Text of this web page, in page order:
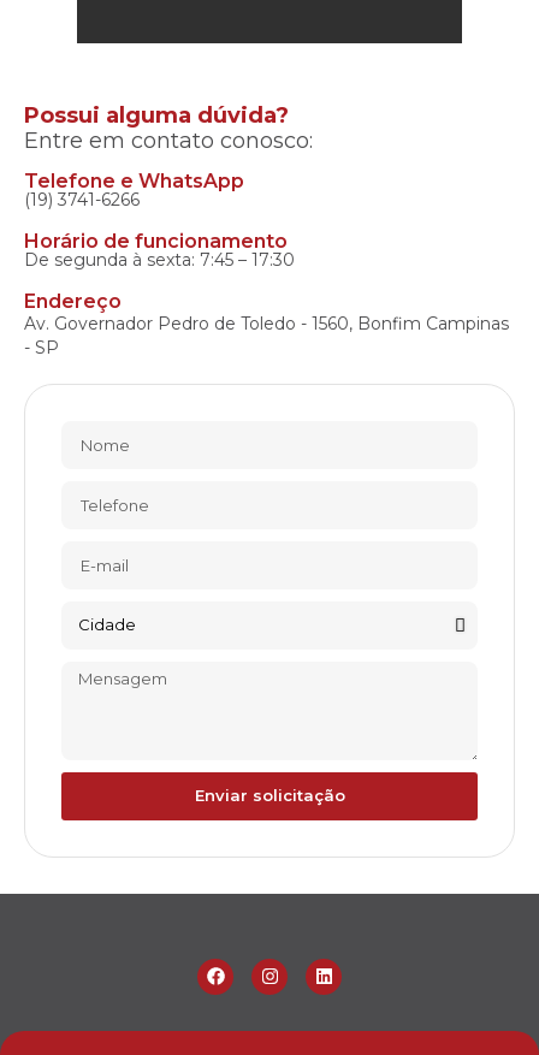
Possui alguma dúvida?
Entre em contato conosco:
Telefone e WhatsApp
(19) 3741-6266
Horário de funcionamento
De segunda à sexta: 7:45 – 17:30
Endereço
Av. Governador Pedro de Toledo - 1560, Bonfim Campinas
- SP
Enviar solicitação